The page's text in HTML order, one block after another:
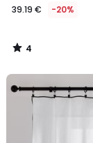
39.19 € -20%
4
/